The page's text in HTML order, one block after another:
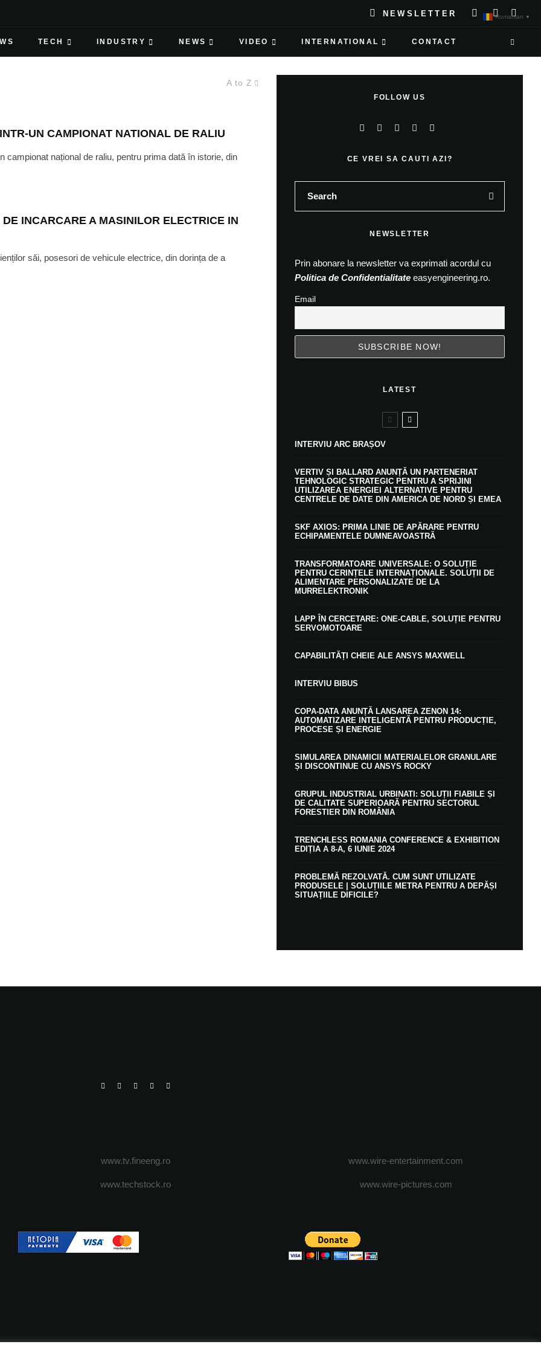
NEWSLETTER
TECH INDUSTRY NEWS VIDEO INTERNATIONAL CONTACT
A to Z
UN CAMPIONAT NATIONAL DE RALIU
național de raliu, pentru prima dată în istorie, din
INCARCARE A MASINILOR ELECTRICE IN
săi, posesori de vehicule electrice, din dorința de a
FOLLOW US
CE VREI SA CAUTI AZI?
NEWSLETTER
Prin abonare la newsletter va exprimati acordul cu
Politica de Confidentialitate easyengineering.ro.
Email
LATEST
INTERVIU ARC BRAȘOV
VERTIV ȘI BALLARD ANUNȚĂ UN PARTENERIAT
TEHNOLOGIC STRATEGIC PENTRU A SPRIJINI
UTILIZAREA ENERGIEI ALTERNATIVE PENTRU
CENTRELE DE DATE DIN AMERICA DE NORD ȘI EMEA
SKF AXIOS: PRIMA LINIE DE APĂRARE PENTRU
ECHIPAMENTELE DUMNEAVOASTRĂ
TRANSFORMATOARE UNIVERSALE: O SOLUȚIE
PENTRU CERINȚELE INTERNAȚIONALE. SOLUȚII DE
ALIMENTARE PERSONALIZATE DE LA
MURRELEKTRONIK
LAPP ÎN CERCETARE: ONE-CABLE, SOLUȚIE PENTRU
SERVOMOTOARE
CAPABILITĂȚI CHEIE ALE ANSYS MAXWELL
INTERVIU BIBUS
COPA-DATA ANUNȚĂ LANSAREA ZENON 14:
AUTOMATIZARE INTELIGENTĂ PENTRU PRODUCȚIE,
PROCESE ȘI ENERGIE
SIMULAREA DINAMICII MATERIALELOR GRANULARE
ȘI DISCONTINUE CU ANSYS ROCKY
GRUPUL INDUSTRIAL URBINATI: SOLUȚII FIABILE ȘI
DE CALITATE SUPERIOARĂ PENTRU SECTORUL
FORESTIER DIN ROMÂNIA
TRENCHLESS ROMANIA CONFERENCE & EXHIBITION
EDIȚIA A 8-A, 6 IUNIE 2024
PROBLEMĂ REZOLVATĂ. CUM SUNT UTILIZATE
PRODUSELE | SOLUȚIILE METRA PENTRU A DEPĂȘI
SITUAȚIILE DIFICILE?
www.tv.fineeng.ro
www.techstock.ro
www.wire-entertainment.com
www.wire-pictures.com
Romanian ▼